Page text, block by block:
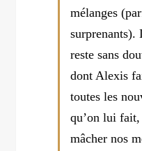
mélanges
surprenants).
reste sans
dont Alexis
toutes les
qu’on lui fait,
mâcher nos